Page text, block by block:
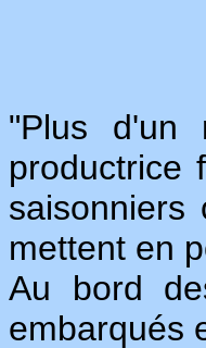
"Plus d'un
productrice
saisonniers
mettent en
Au bord
embarqués